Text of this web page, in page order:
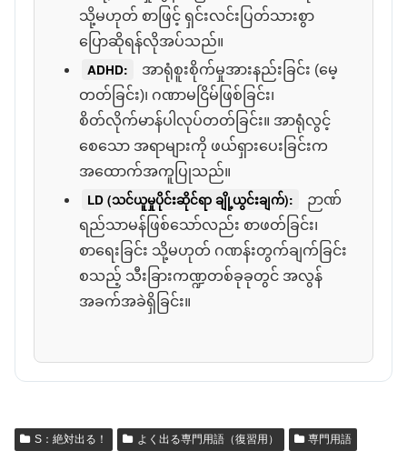
သို့မဟုတ် စာဖြင့် ရှင်းလင်းပြတ်သားစွာ
ပြောဆိုရန်လိုအပ်သည်။
ADHD:
အာရုံစူးစိုက်မှုအားနည်းခြင်း (မေ့
တတ်ခြင်း)၊ ဂဏာမငြိမ်ဖြစ်ခြင်း၊
စိတ်လိုက်မာန်ပါလုပ်တတ်ခြင်း။ အာရုံလွင့်
စေသော အရာများကို ဖယ်ရှားပေးခြင်းက
အထောက်အကူပြုသည်။
LD (သင်ယူမှုပိုင်းဆိုင်ရာ ချို့ယွင်းချက်):
ဉာဏ်
ရည်သာမန်ဖြစ်သော်လည်း စာဖတ်ခြင်း၊
စာရေးခြင်း သို့မဟုတ် ဂဏန်းတွက်ချက်ခြင်း
စသည့် သီးခြားကဏ္ဍတစ်ခုခုတွင် အလွန်
အခက်အခဲရှိခြင်း။
S：絶対出る！ よく出る専門用語（復習用） 専門用語